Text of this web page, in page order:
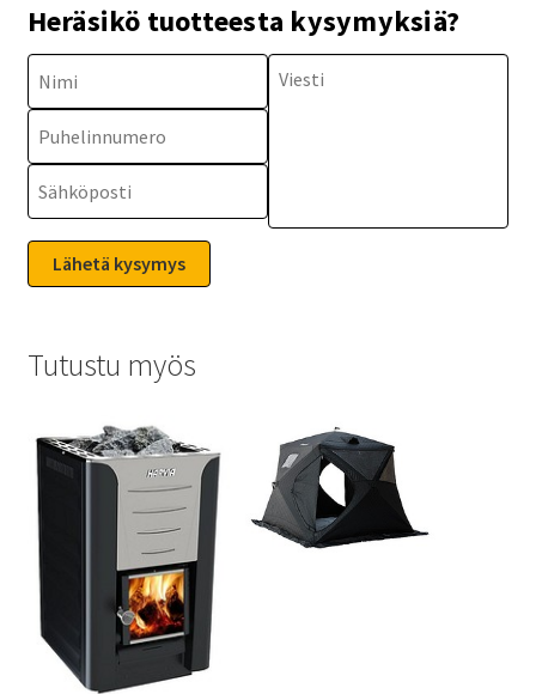
Heräsikö tuotteesta kysymyksiä?
Tutustu myös